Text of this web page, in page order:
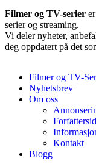
Filmer og TV-serier
serier og streaming.
Vi deler nyheter,
deg oppdatert på det
Filmer og TV-
Nyhetsbrev
Om oss
Kontakt
Blogg